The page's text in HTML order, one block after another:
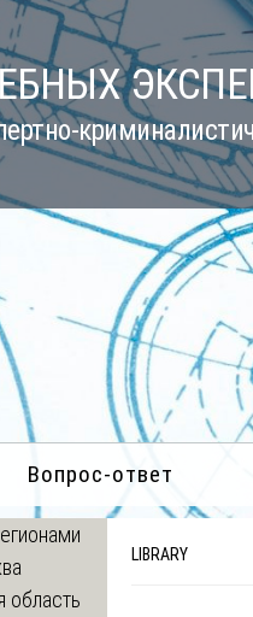
Вопрос-ответ
LIBRARY
область